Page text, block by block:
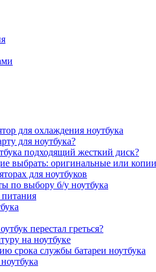
для охлаждения ноутбука
для ноутбука?
подходящий жесткий диск?
выбрать: оригинальные или
для ноутбуков
по выбору б/у ноутбука
перестал греться?
на ноутбуке
срока службы батареи ноутбука